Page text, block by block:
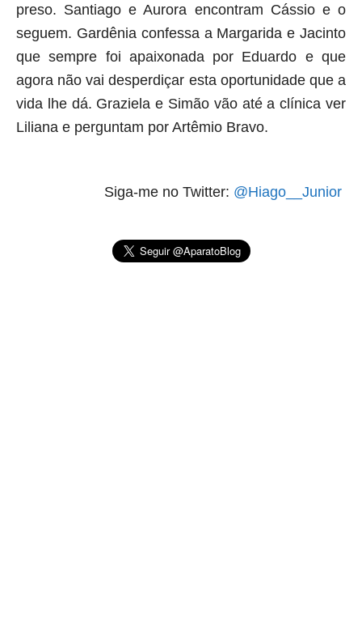
preso. Santiago e Aurora encontram Cássio e o
seguem. Gardênia confessa a Margarida e Jacinto
que sempre foi apaixonada por Eduardo e que
agora não vai desperdiçar esta oportunidade que a
vida lhe dá. Graziela e Simão vão até a clínica ver
Liliana e perguntam por Artêmio Bravo.
Siga-me no Twitter: @Hiago__Junior